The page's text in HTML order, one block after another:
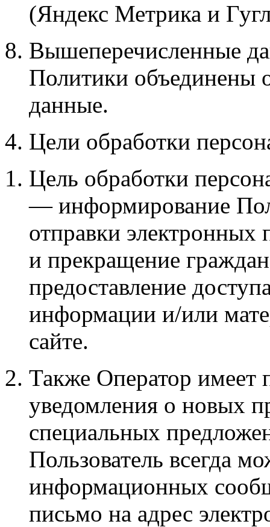
(Яндекс Метрика и
Вышеперечисленные
Политики объединены
данные.
4. Цели обработки
Цель обработки
— информирование
отправки электронных
и прекращение
предоставление
информации и/или
сайте.
Также Оператор имеет
уведомления о новых
специальных
Пользователь всегда
информационных
письмо на адрес